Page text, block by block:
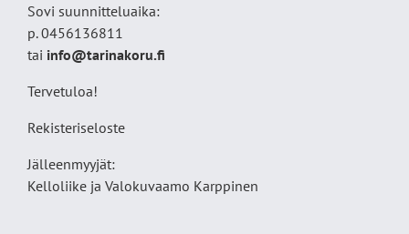
Sovi suunnitteluaika:
p. 0456136811
tai info@tarinakoru.fi
Tervetuloa!
Rekisteriseloste
Jälleenmyyjät:
Kelloliike ja Valokuvaamo Karppinen